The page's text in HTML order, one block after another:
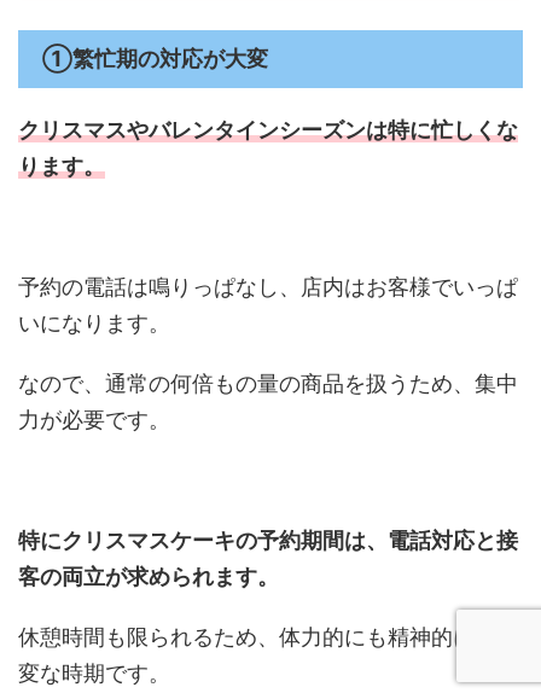
①繁忙期の対応が大変
クリスマスやバレンタインシーズンは特に忙しくな
ります。
予約の電話は鳴りっぱなし、店内はお客様でいっぱ
いになります。
なので、通常の何倍もの量の商品を扱うため、集中
力が必要です。
特にクリスマスケーキの予約期間は、電話対応と接
客の両立が求められます。
休憩時間も限られるため、体力的にも精神的にも大
変な時期です。